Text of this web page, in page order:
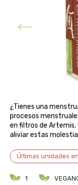
¿Tienes una
procesos
en filtros de Artemis.
aliviar estas
Últimas unidades
1
antiox y
hormonal y salud
vías urinarias y
vista y oídos
protección solar
diy cremas caseras
conservas,
aloe pura
alta
alter nativa 3
amapola
ana maria
anae